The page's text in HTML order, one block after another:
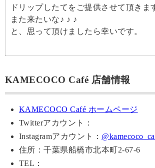
ドリップしたてをご提供させて頂きま
また来たいな♪ ♪ ♪
と、思って頂けましたら幸いです。
KAMECOCO Café 店舗情報
KAMECOCO Café ホームページ
Twitterアカウント：
Instagramアカウント：
住所：千葉県船橋市北本町2-67-6
TEL：